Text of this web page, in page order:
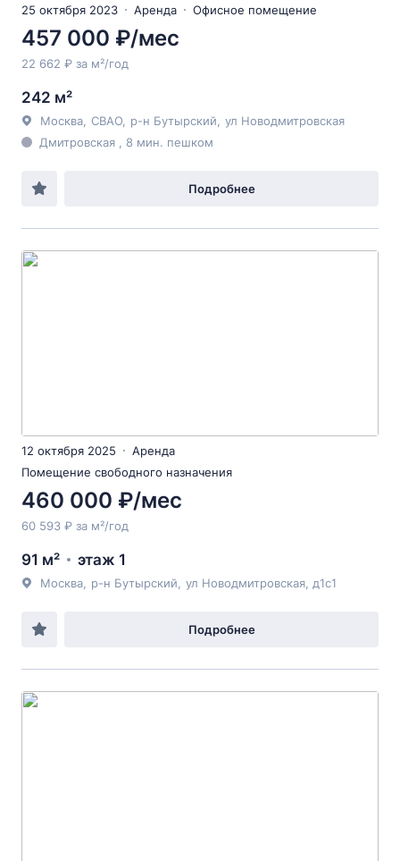
25 октября 2023 Аренда Офисное помещение
457 000 ₽/мес
22 662 ₽ за м²/год
242 м²
Москва СВАО р-н Бутырский
ул Новодмитровская
Дмитровская , 8 мин. пешком
Подробнее
12 октября 2025
Аренда
Помещение свободного назначения
460 000 ₽/мес
60 593 ₽ за м²/год
91 м² этаж 1
Москва р-н Бутырский ул Новодмитровская , д1с1
Подробнее